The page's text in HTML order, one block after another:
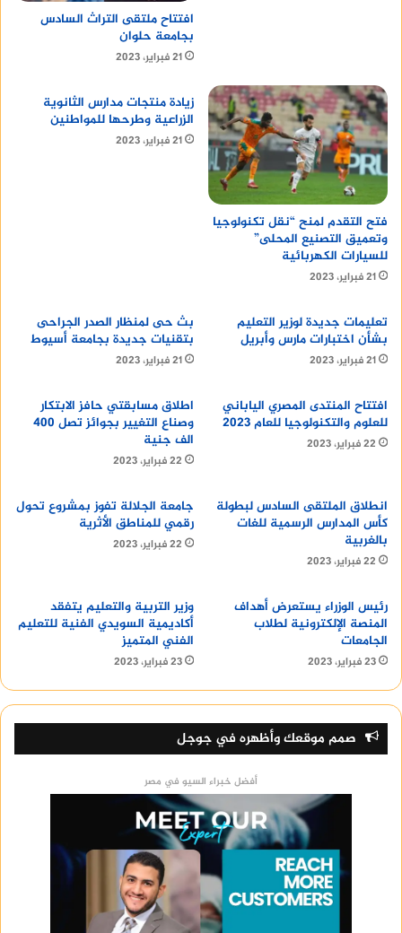
الدخول إلى موقع وزارة التربية والتعليم والتعليم
الفني.
اختيار أيقونة “نتائج الامتحانات”.
اختيار نتيجة الشهادة الإعدادية.
إدخال رقم الجلوس الخاص بالطالب.
الضغط على زر “عرض النتيجة”.
الاستعلام عبر موقع مديرية التربية
والتعليم بأسوان
يمكن للطلاب وأولياء الأمور الاستعلام عن نتيجة
الشهادة الإعدادية محافظة أسوان 2024 من خلال موقع
مديرية التربية والتعليم بأسوان، وذلك باتباع الخطوات
الدخول إلى موقع مديرية التربية والتعليم بأسوان.
اختيار أيقونة “نتائج الامتحانات”.
اختيار نتيجة الشهادة الإعدادية.
إدخال رقم الجلوس الخاص بالطالب.
الاستعلام عبر المدرسة
يمكن للطلاب وأولياء الأمور الاستعلام عن نتيجة
الشهادة الاعدادية محافظة أسوان 2024 من خلال
المدرسة التي يدرس بها الطالب، وذلك بالدخول إلى
المدرسة وتقديم رقم الجلوس الخاص بالطالب إلى
نصائح للطلاب وأولياء الأمور
افتتاح ملتقى التراث السادس
بجامعة حلوان
21 فبراير، 2023
فتح التقدم لمنح “نقل تكنولوجيا
وتعميق التصنيع المحلى”
للسيارات الكهربائية
21 فبراير، 2023
زيادة منتجات مدارس الثانوية
الزراعية وطرحها للمواطنين
21 فبراير، 2023
تعليمات جديدة لوزير التعليم
بشأن اختبارات مارس وأبريل
21 فبراير، 2023
بث حى لمنظار الصدر الجراحى
بتقنيات جديدة بجامعة أسيوط
21 فبراير، 2023
افتتاح المنتدى المصري الياباني
للعلوم والتكنولوجيا للعام 2023
22 فبراير، 2023
اطلاق مسابقتي حافز الابتكار
وصناع التغيير بجوائز تصل 400
الف جنية
22 فبراير، 2023
انطلاق الملتقى السادس لبطولة
كأس المدارس الرسمية للغات
بالغربية
22 فبراير، 2023
جامعة الجلالة تفوز بمشروع تحول
رقمي للمناطق الأثرية
22 فبراير، 2023
رئيس الوزراء يستعرض أهداف
المنصة الإلكترونية لطلاب
الجامعات
23 فبراير، 2023
وزير التربية والتعليم يتفقد
أكاديمية السويدي الفنية للتعليم
الفني المتميز
23 فبراير، 2023
صمم موقعك وأظهره في جوجل
أفضل خبراء السيو في مصر